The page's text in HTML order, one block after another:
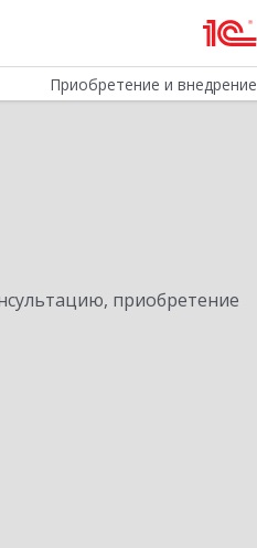
Приобретение и внедрение
приобретение